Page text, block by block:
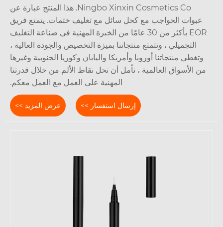
Ningbo Xinxin Cosmetics Co. هذا المنتج عبارة عن
عبوات الحواجب مع كحل سائل مع تغليف ختمات. يتمتع فريق
EOR بأكثر من 30 عامًا من الخبرة المهنية في صناعة التغليف
التجميلي ، وتتمتع منتجاتنا بميزة التخصيص والجودة العالية ،
وتغطي منتجاتنا أوروبا وأمريكا واليابان وكوريا الجنوبية وغيرها
الأسواق العالمية ، نأمل أن نحل نقاط الألم من خلال قدرتنا
المهنية على العمل مع العمل معكم.
عرض المزيد >> إرسال استفسار >>